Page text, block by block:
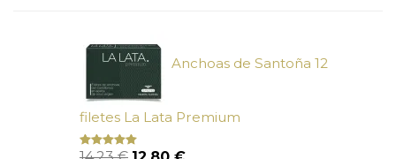
9,90 €.
Anchoas de Santoña 12
filetes La Lata Premium
ValoradoEl
El